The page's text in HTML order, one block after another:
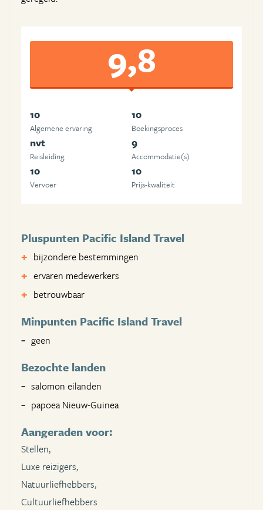
9,8
10
Algemene ervaring
10
Boekingsproces
nvt
Reisleiding
9
Accommodatie(s)
10
Vervoer
10
Prijs-kwaliteit
Pluspunten Pacific Island Travel
bijzondere bestemmingen
ervaren medewerkers
betrouwbaar
Minpunten Pacific Island Travel
geen
Bezochte landen
salomon eilanden
papoea Nieuw-Guinea
Aangeraden voor:
Stellen,
Luxe reizigers,
Natuurliefhebbers,
Cultuurliefhebbers